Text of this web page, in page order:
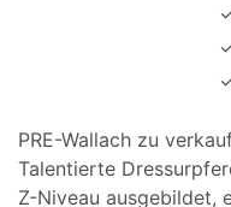
PRE-Wallach zu
Talentierte
Z-Niveau ausgebildet,